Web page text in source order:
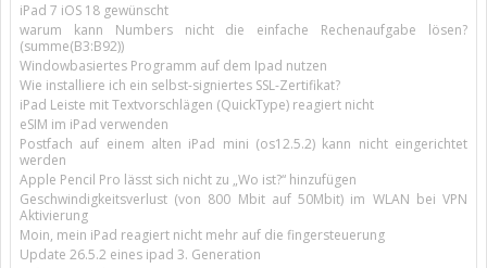
iPad 7 iOS 18 gewünscht
warum kann Numbers nicht die einfache Rechenaufgabe lösen?
(summe(B3:B92))
Windowbasiertes Programm auf dem Ipad nutzen
Wie installiere ich ein selbst-signiertes SSL-Zertifikat?
iPad Leiste mit Textvorschlägen (QuickType) reagiert nicht
eSIM im iPad verwenden
Postfach auf einem alten iPad mini (os12.5.2) kann nicht eingerichtet
werden
Apple Pencil Pro lässt sich nicht zu „Wo ist?“ hinzufügen
Geschwindigkeitsverlust (von 800 Mbit auf 50Mbit) im WLAN bei VPN
Aktivierung
Moin, mein iPad reagiert nicht mehr auf die fingersteuerung
Update 26.5.2 eines ipad 3. Generation